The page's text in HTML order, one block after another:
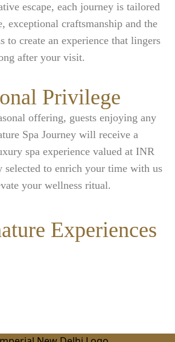
escape, each journey is tailored
exceptional craftsmanship and the
to create an experience that lingers
after your visit.
Privilege
offering, guests enjoying any
Spa Journey will receive a
spa experience valued at INR
to enrich your time with us
your wellness ritual.
Experiences